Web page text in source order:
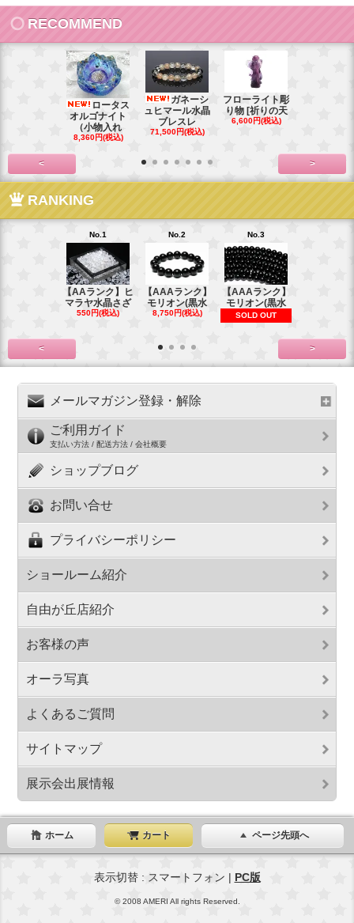
RECOMMEND
ロータス
オルゴナイト
（小物入れ
8,360円(税込)
ガネーシ
ュヒマール水晶
ブレスレ
71,500円(税込)
フローライト彫
り物 [祈りの天
6,600円(税込)
< >
RANKING
No.1
【AAランク】ヒ
マラヤ水晶さざ
550円(税込)
No.2
【AAAランク】
モリオン(黒水
8,750円(税込)
No.3
【AAAランク】
モリオン(黒水
SOLD OUT
< >
メールマガジン登録・解除
ご利用ガイド
支払い方法 / 配送方法 / 会社概要
ショップブログ
お問い合せ
プライバシーポリシー
ショールーム紹介
自由が丘店紹介
お客様の声
オーラ写真
よくあるご質問
サイトマップ
展示会出展情報
ホーム カート ページ先頭へ
表示切替 : スマートフォン | PC版
© 2008 AMERI All rights Reserved.